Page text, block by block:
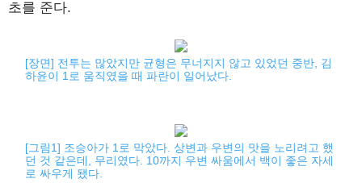
초를 준다.
[장면] 전투는 많았지만 균형은 무너지지 않고 있었던 중반, 김
하윤이 1로 움직였을 때 파란이 일어났다.
[그림1] 조승아가 1로 막았다. 상변과 우변의 맛을 노리려고 했
던 것 같은데, 무리였다. 10까지 우변 싸움에서 백이 좋은 자세
로 싸우게 됐다.